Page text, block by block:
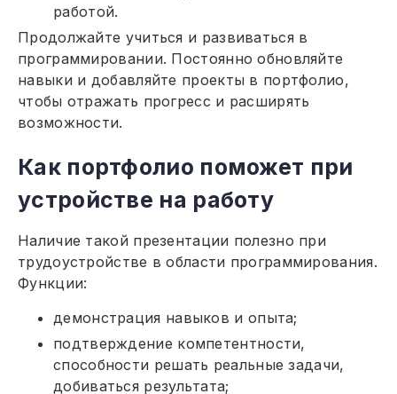
работой.
Продолжайте учиться и развиваться в
программировании. Постоянно обновляйте
навыки и добавляйте проекты в портфолио,
чтобы отражать прогресс и расширять
возможности.
Как портфолио поможет при
устройстве на работу
Наличие такой презентации полезно при
трудоустройстве в области программирования.
Функции:
демонстрация навыков и опыта;
подтверждение компетентности,
способности решать реальные задачи,
добиваться результата;